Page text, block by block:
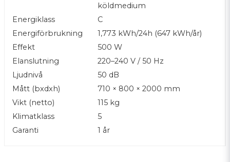
köldmedium
Energiklass
C
Energiförbrukning
1,773 kWh/24h (647 kWh/år)
Effekt
500 W
Elanslutning
220–240 V / 50 Hz
Ljudnivå
50 dB
Mått (bxdxh)
710 × 800 × 2000 mm
Vikt (netto)
115 kg
Klimatklass
5
Garanti
1 år